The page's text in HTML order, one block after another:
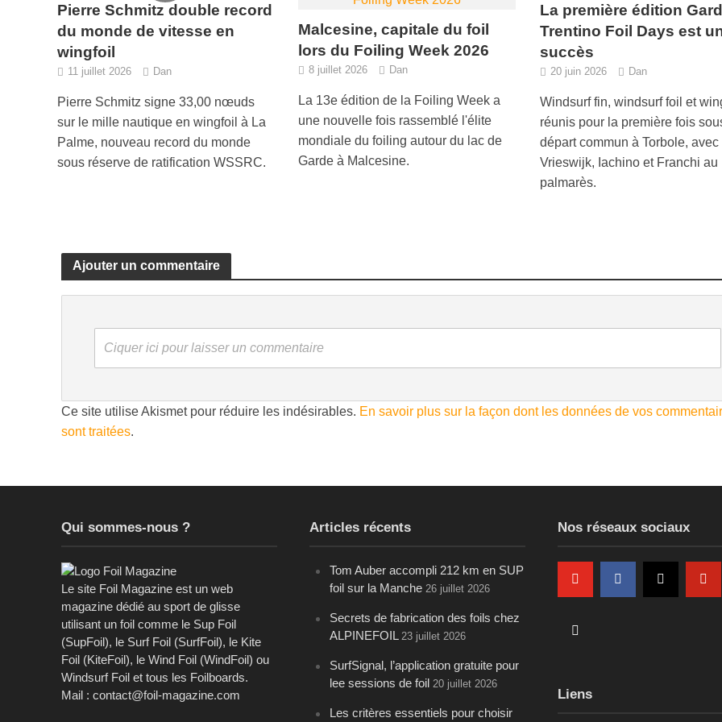
Pierre Schmitz double record
du monde de vitesse en
wingfoil
11 juillet 2026 Dan
Pierre Schmitz signe 33,00 nœuds
sur le mille nautique en wingfoil à La
Palme, nouveau record du monde
sous réserve de ratification WSSRC.
Malcesine, capitale du foil
lors du Foiling Week 2026
8 juillet 2026 Dan
La 13e édition de la Foiling Week a
une nouvelle fois rassemblé l'élite
mondiale du foiling autour du lac de
Garde à Malcesine.
La première édition
Trentino Foil Days est
succès
20 juin 2026 Dan
Windsurf fin, windsurf foil et
réunis pour la première fois
départ commun à Torbole, avec
Vrieswijk, Iachino et Franchi au
palmarès.
Ajouter un commentaire
Ciquer ici pour laisser un commentaire
Ce site utilise Akismet pour réduire les indésirables. En savoir plus sur la façon dont les données de vos
sont traitées.
Qui sommes-nous ?
Le site Foil Magazine est un web
magazine dédié au sport de glisse
utilisant un foil comme le Sup Foil
(SupFoil), le Surf Foil (SurfFoil), le Kite
Foil (KiteFoil), le Wind Foil (WindFoil) ou
Windsurf Foil et tous les Foilboards.
Mail : contact@foil-magazine.com
Articles récents
Tom Auber accompli 212 km en SUP
foil sur la Manche 26 juillet 2026
Secrets de fabrication des foils chez
ALPINEFOIL 23 juillet 2026
SurfSignal, l’application gratuite pour
lee sessions de foil 20 juillet 2026
Les critères essentiels pour choisir
Nos réseaux sociaux
Liens